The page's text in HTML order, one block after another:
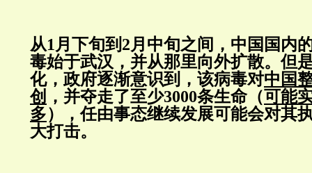
从1月下旬到2月中旬之间，中国国内
毒始于武汉，并从那里向外扩散。但
化，政府逐渐意识到，该病毒对中国
创 ，并夺走了至少3000条生命（可能
多），任由事态继续发展可能会对其
大打击。